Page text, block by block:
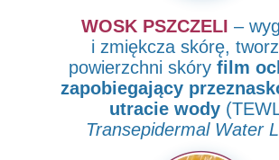
WOSK PSZCZELI –
i zmiękcza skórę,
powierzchni skóry film
zapobiegający
utracie wody
Transepidermal Water